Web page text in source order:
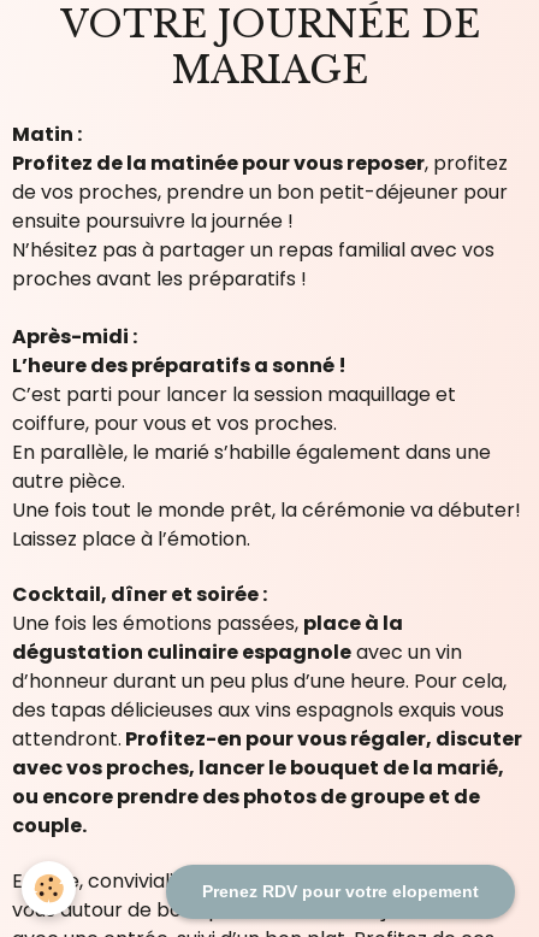
Prenez RDV pour votre elopement
VOTRE JOURNÉE DE
MARIAGE
Matin :
Profitez de la matinée pour vous reposer, profitez
de vos proches, prendre un bon petit-déjeuner pour
ensuite poursuivre la journée !
N’hésitez pas à partager un repas familial avec vos
proches avant les préparatifs !
Après-midi :
L’heure des préparatifs a sonné !
C’est parti pour lancer la session maquillage et
coiffure, pour vous et vos proches.
En parallèle, le marié s’habille également dans une
autre pièce.
Une fois tout le monde prêt, la cérémonie va débuter!
Laissez place à l’émotion.
Cocktail, dîner et soirée :
Une fois les émotions passées, place à la
dégustation culinaire espagnoleavec un vin
d’honneur durant un peu plus d’une heure. Pour cela,
des tapas délicieuses aux vins espagnols exquis vous
attendront. Profitez-en pour vous régaler, discuter
avec vos proches, lancer le bouquet de la marié,
ou encore prendre des photos de groupe et de
couple.
Ensuite, convivialité et l’hospitalité seront au rendez-
vous autour de bons plats en commençant d’abord